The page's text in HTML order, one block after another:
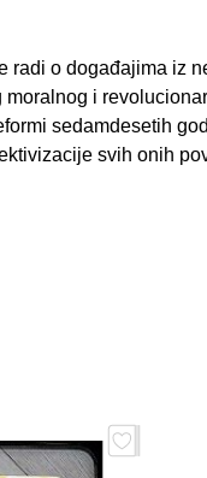
radi o događajima iz
i
sedamdesetih
svih onih